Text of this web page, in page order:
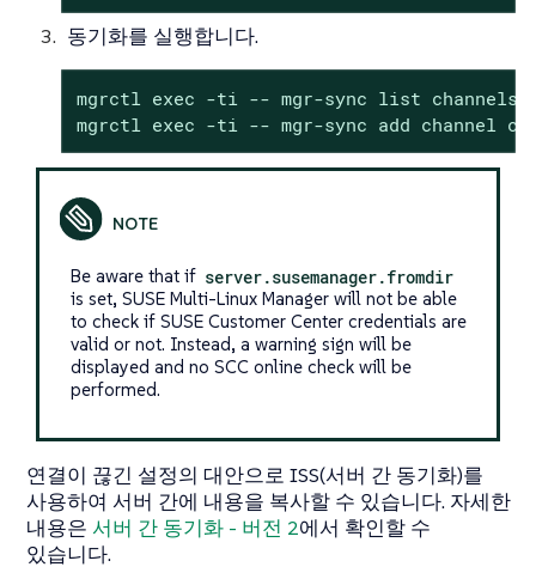
동기화를 실행합니다.
mgrctl exec -ti -- mgr-sync list channels
mgrctl exec -ti -- mgr-sync add channel
Be aware that if server.susemanager.fromdir
is set, SUSE Multi-Linux Manager will not be able
to check if SUSE Customer Center credentials are
valid or not. Instead, a warning sign will be
displayed and no SCC online check will be
performed.
연결이 끊긴 설정의 대안으로 ISS(서버 간 동기화)를
사용하여 서버 간에 내용을 복사할 수 있습니다. 자세한
내용은 서버 간 동기화 - 버전 2에서 확인할 수
있습니다.